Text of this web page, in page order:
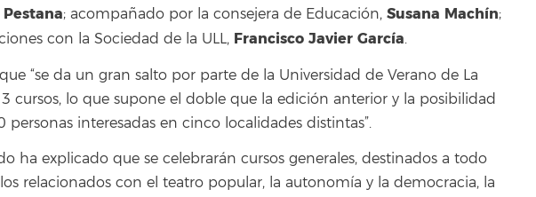
; acompañado por la consejera de Educación, Susana Machín;
con la Sociedad de la ULL, Francisco Javier García.
“se da un gran salto por parte de la Universidad de Verano de La
cursos, lo que supone el doble que la edición anterior y la posibilidad
personas interesadas en cinco localidades distintas”.
ha explicado que se celebrarán cursos generales, destinados a todo
relacionados con el teatro popular, la autonomía y la democracia, la